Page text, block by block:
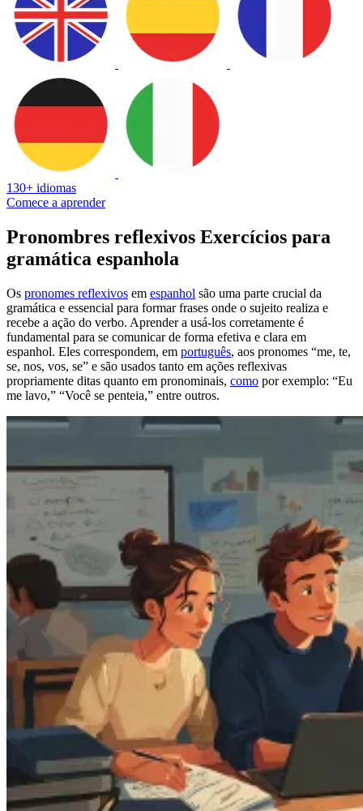
130+ idiomas
Comece a aprender
Pronombres reflexivos Exercícios para
gramática espanhola
Os pronomes reflexivos em espanhol são uma parte crucial da
gramática e essencial para formar frases onde o sujeito realiza e
recebe a ação do verbo. Aprender a usá-los corretamente é
fundamental para se comunicar de forma efetiva e clara em
espanhol. Eles correspondem, em português, aos pronomes “me, te,
se, nos, vos, se” e são usados tanto em ações reflexivas
propriamente ditas quanto em pronominais, como por exemplo: “Eu
me lavo,” “Você se penteia,” entre outros.